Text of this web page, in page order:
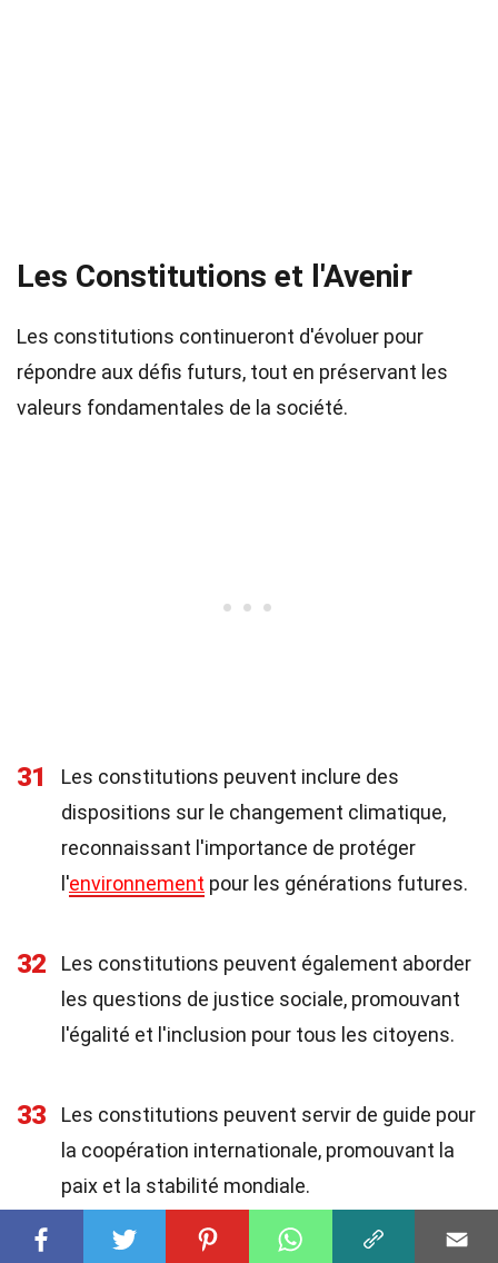
Les Constitutions et l'Avenir
Les constitutions continueront d'évoluer pour
répondre aux défis futurs, tout en préservant les
valeurs fondamentales de la société.
31
Les constitutions peuvent inclure des
dispositions sur le changement climatique,
reconnaissant l'importance de protéger
l'environnement pour les générations futures.
32
Les constitutions peuvent également aborder
les questions de justice sociale, promouvant
l'égalité et l'inclusion pour tous les citoyens.
33
Les constitutions peuvent servir de guide pour
la coopération internationale, promouvant la
paix et la stabilité mondiale.